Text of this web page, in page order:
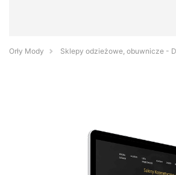
Orły Mody Sklepy odzieżowe, obuwnicze -